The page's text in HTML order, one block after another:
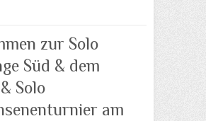
zur Solo
Süd & dem
Solo
am